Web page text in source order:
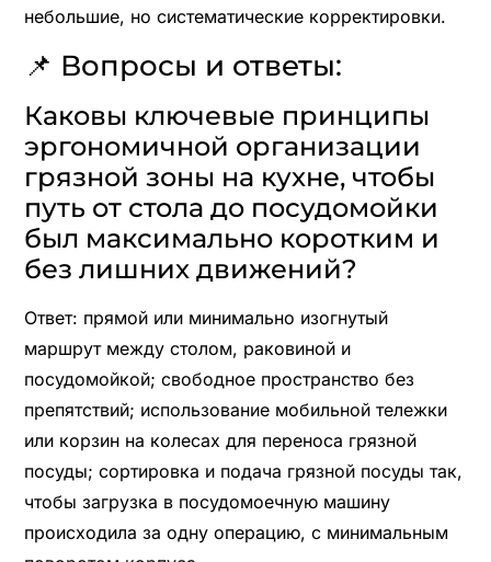
небольшие, но систематические корректировки.
📌 Вопросы и ответы:
Каковы ключевые принципы
эргономичной организации
грязной зоны на кухне, чтобы
путь от стола до посудомойки
был максимально коротким и
без лишних движений?
Ответ: прямой или минимально изогнутый
маршрут между столом, раковиной и
посудомойкой; свободное пространство без
препятствий; использование мобильной тележки
или корзин на колесах для переноса грязной
посуды; сортировка и подача грязной посуды так,
чтобы загрузка в посудомоечную машину
происходила за одну операцию, с минимальным